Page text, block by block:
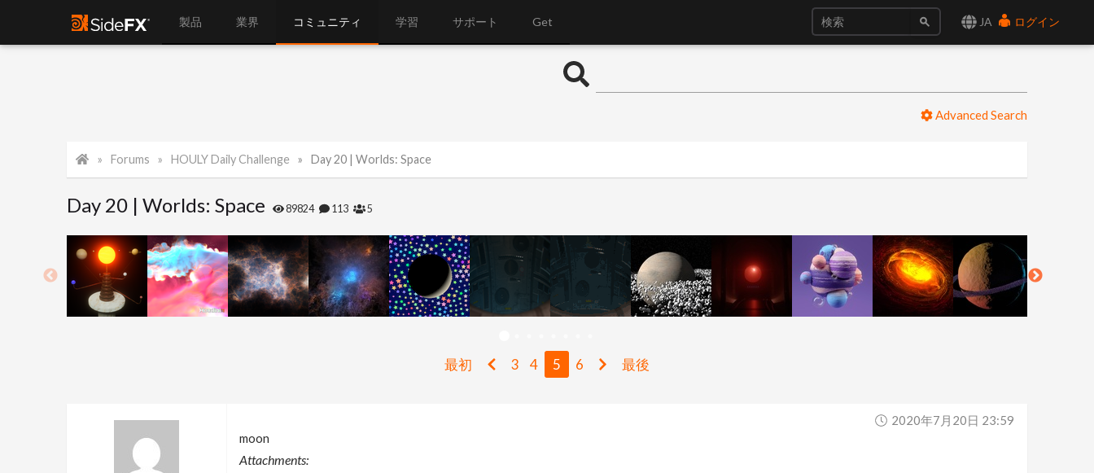
JA ログイン
製品 業界 コミュニティ 学習 サポート Get
Advanced Search
Forums HOULY Daily Challenge Day 20 | Worlds: Space
Day 20 | Worlds: Space 89824 113 5
最初 3 4 5 6 最後
2020年7月20日 23:59
moon
Attachments: